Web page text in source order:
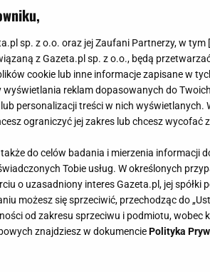
Aldi jest za 39 zł. Takiej
stylowy - ten sweterek od Aldi od razu
nie do zastąpienia, a jego cena? Mniej...
OVERSIZE
obłędny golf właśnie
piękne w Mohito
w najmodniejszym kolorze sezonu-
szafie każdej z nas. Teraz kupiłam
sp. z o.o. oraz jej Zaufani Partnerzy, w tym [
z Gazeta.pl sp. z o.o., będą
cookie lub inne informacje zapisane w
reklam dopasowanych do
personalizacji treści w nich wyświetlanych.
ograniczyć jej zakres lub chcesz wycofać
do celów badania i mierzenia informacji
Tobie usług. W określonych
o uzasadniony interes Gazeta.pl, jej spółki
możesz się sprzeciwić, przechodząc do
od zakresu sprzeciwu i podmiotu, wobec
znajdziesz w dokumenciePolityka